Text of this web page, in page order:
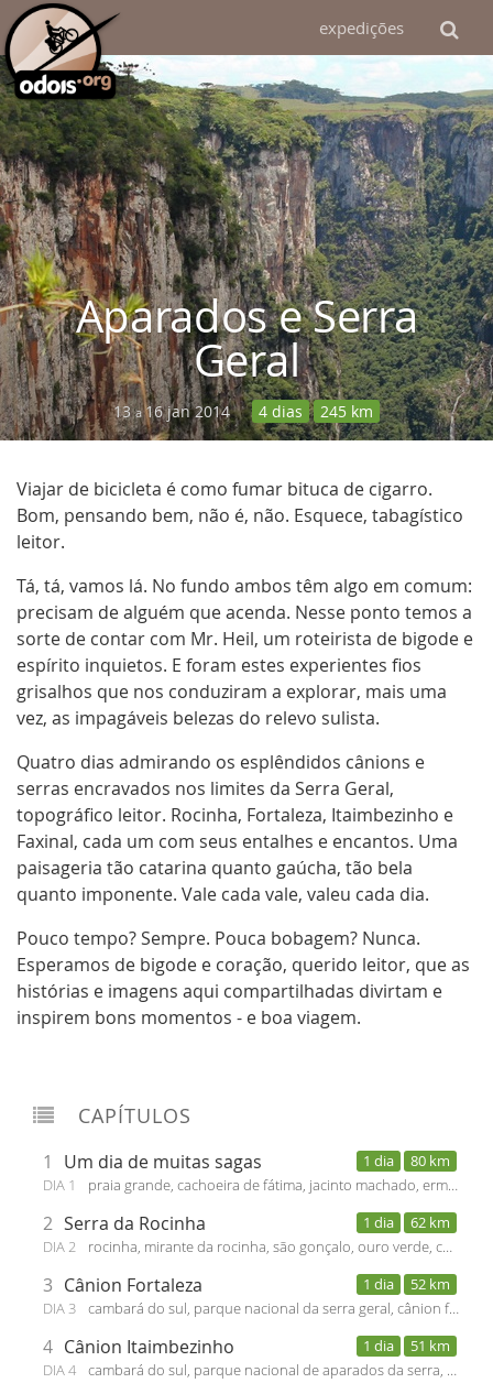
expedições
Aparados e Serra
Geral
13a16 jan 2014 4 dias 245 km
Viajar de bicicleta é como fumar bituca de cigarro.
Bom, pensando bem, não é, não. Esquece, tabagístico
leitor.
Tá, tá, vamos lá. No fundo ambos têm algo em comum:
precisam de alguém que acenda. Nesse ponto temos a
sorte de contar com Mr. Heil, um roteirista de bigode e
espírito inquietos. E foram estes experientes fios
grisalhos que nos conduziram a explorar, mais uma
vez, as impagáveis belezas do relevo sulista.
Quatro dias admirando os esplêndidos cânions e
serras encravados nos limites da Serra Geral,
topográfico leitor. Rocinha, Fortaleza, Itaimbezinho e
Faxinal, cada um com seus entalhes e encantos. Uma
paisageria tão catarina quanto gaúcha, tão bela
quanto imponente. Vale cada vale, valeu cada dia.
Pouco tempo? Sempre. Pouca bobagem? Nunca.
Esperamos de bigode e coração, querido leitor, que as
histórias e imagens aqui compartilhadas divirtam e
inspirem bons momentos - e boa viagem.
CAPÍTULOS
1 Um dia de muitas sagas 1 dia
80 km
DIA 1
praia grande, cachoeira de fátima, jacinto machado, ermo, turvo, timbé do sul, rocinha
2 Serra da Rocinha 1 dia
62 km
DIA 2
rocinha, mirante da rocinha, são gonçalo, ouro verde, cambará do sul
3 Cânion Fortaleza 1 dia
52 km
DIA 3
cambará do sul, parque nacional da serra geral, cânion fortaleza, trilha do mirante fortaleza, trilha da pedra do segredo e tigre preto, cambará do sul
4 Cânion Itaimbezinho 1 dia
51 km
DIA 4
cambará do sul, parque nacional de aparados da serra, trilha do cotovelo, cânion itaimbezinho, trilha do vértice, serra do faxinal, praia grande